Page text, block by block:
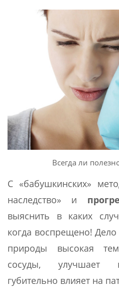
Всегда ли
С «бабушкинских»
наследство» и
выяснить в каких
когда воспрещено!
природы высокая
сосуды, улучшает
губительно влияет на